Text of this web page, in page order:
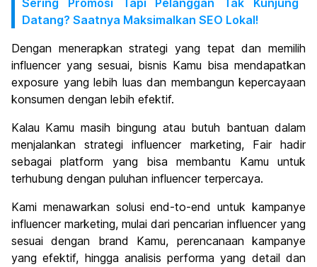
Sering Promosi Tapi Pelanggan Tak Kunjung
Datang? Saatnya Maksimalkan SEO Lokal!
Dengan menerapkan strategi yang tepat dan memilih
influencer yang sesuai, bisnis Kamu bisa mendapatkan
exposure yang lebih luas dan membangun kepercayaan
konsumen dengan lebih efektif.
Kalau Kamu masih bingung atau butuh bantuan dalam
menjalankan strategi influencer marketing, Fair hadir
sebagai platform yang bisa membantu Kamu untuk
terhubung dengan puluhan influencer terpercaya.
Kami menawarkan solusi end-to-end untuk kampanye
influencer marketing, mulai dari pencarian influencer yang
sesuai dengan brand Kamu, perencanaan kampanye
yang efektif, hingga analisis performa yang detail dan